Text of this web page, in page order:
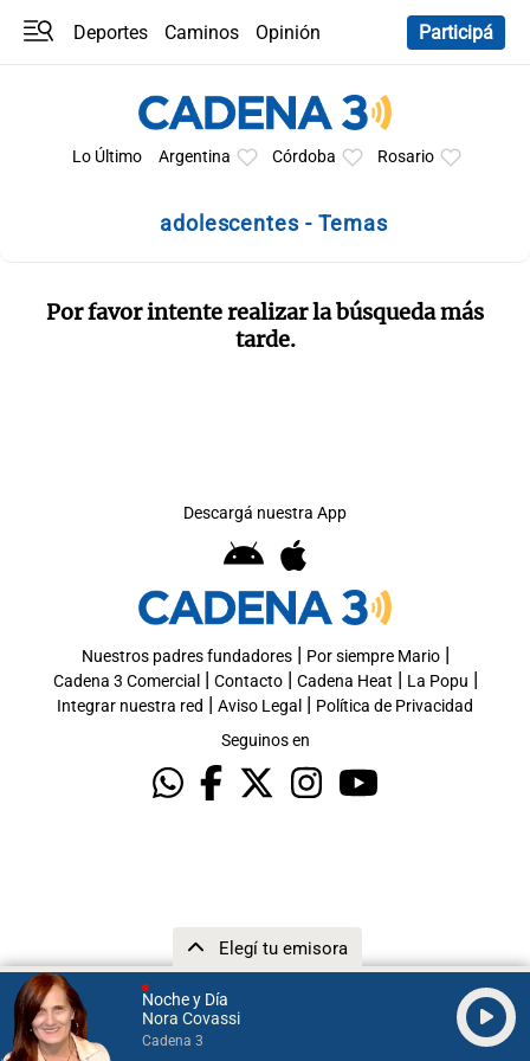
Noche y Día
Nora Covassi
Cadena 3
Elegí tu emisora
Deportes Caminos
Opinión
Participá
Lo Último Argentina Córdoba Rosario
adolescentes - Temas
Por favor intente realizar la búsqueda más
tarde.
Descargá nuestra App
Nuestros padres fundadores| Por siempre Mario|
Cadena 3 Comercial | Contacto| Cadena Heat | La Popu |
Integrar nuestra red | Aviso Legal | Política de Privacidad
Seguinos en